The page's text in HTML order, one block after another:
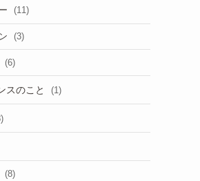
(11)
(3)
(6)
スのこと (1)
(8)